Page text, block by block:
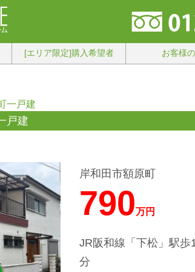
[エリア限定]購入希望者 お客様
一戸建
戸建
岸和田市額原町
790万円
JR阪和線「下松」駅歩
分